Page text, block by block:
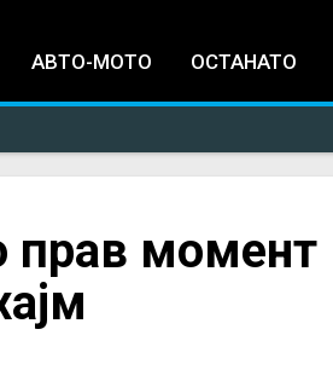
АВТО-МОТО ОСТАНАТО
прав момент